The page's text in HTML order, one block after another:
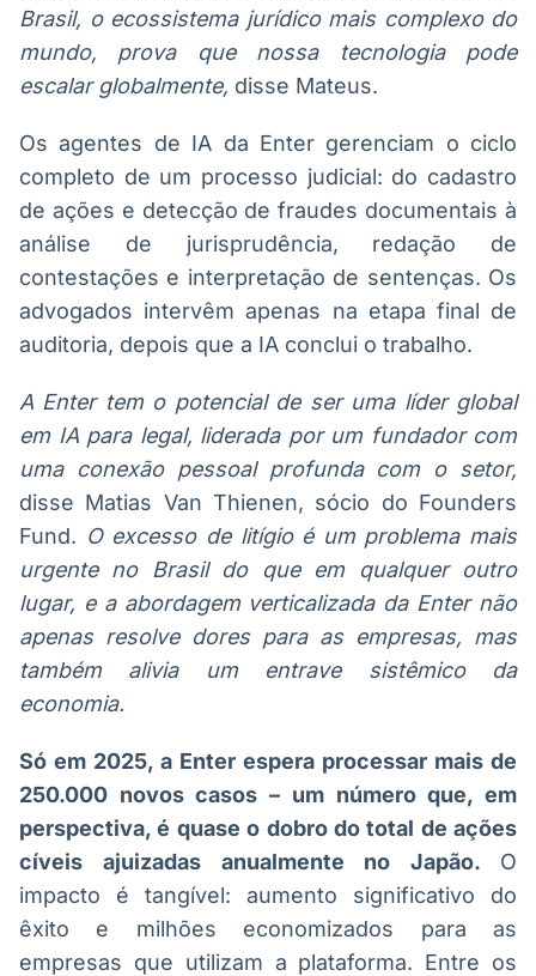
Brasil, o ecossistema jurídico mais complexo do
mundo, prova que nossa tecnologia pode
escalar globalmente, disse Mateus.
Os agentes de IA da Enter gerenciam o ciclo
completo de um processo judicial: do cadastro
de ações e detecção de fraudes documentais à
análise de jurisprudência, redação de
contestações e interpretação de sentenças. Os
advogados intervêm apenas na etapa final de
auditoria, depois que a IA conclui o trabalho.
A Enter tem o potencial de ser uma líder global
em IA para legal, liderada por um fundador com
uma conexão pessoal profunda com o setor,
disse Matias Van Thienen, sócio do Founders
Fund. O excesso de litígio é um problema mais
urgente no Brasil do que em qualquer outro
lugar, e a abordagem verticalizada da Enter não
apenas resolve dores para as empresas, mas
também alivia um entrave sistêmico da
economia.
Só em 2025, a Enter espera processar mais de
250.000 novos casos – um número que, em
perspectiva, é quase o dobro do total de ações
cíveis ajuizadas anualmente no Japão. O
impacto é tangível: aumento significativo do
êxito e milhões economizados para as
empresas que utilizam a plataforma. Entre os